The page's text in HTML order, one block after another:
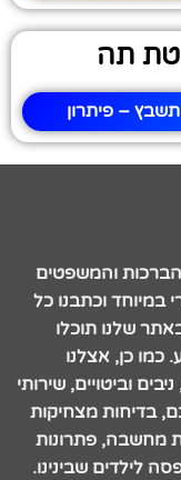
תה
– פיתרון
והמשפטים
במיוחד וכתבנו כל
שלנו תוכלו
כמו כן, אצלנו
וביטויים, שירותי
בדיחות מצחיקות
מחשבה, פתרונות
לילדים שבינינו.